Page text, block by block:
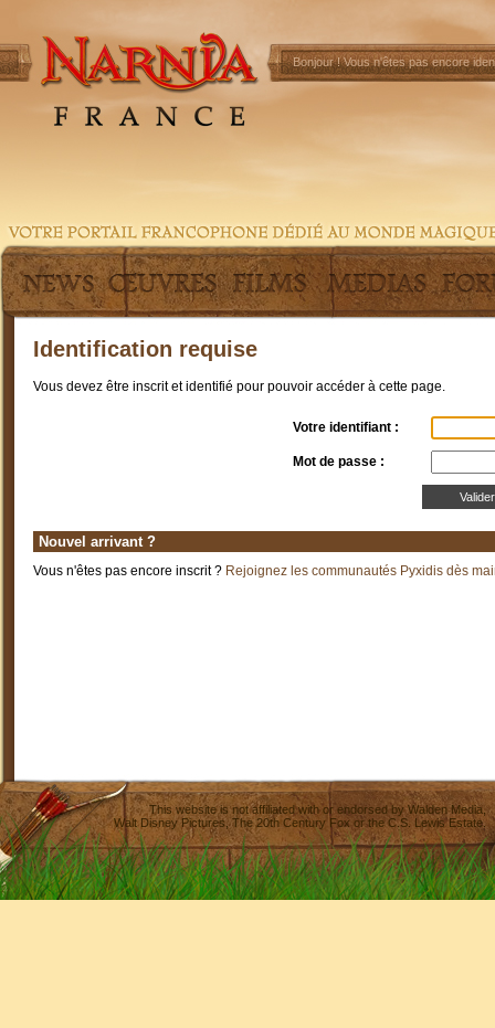
Bonjour !Vous n'êtes pas encore
Identification requise
Vous devez être inscrit et identifié pour pouvoir accéder à cette page.
Votre identifiant :
Mot de passe :
Nouvel arrivant ?
Vous n'êtes pas encore inscrit ? Rejoignez les communautés Pyxidis dès
This website is not affiliated with or endorsed byWalden Media
Walt Disney Pictures,The 20th Century Fox or the C.S. Lewis Estate.